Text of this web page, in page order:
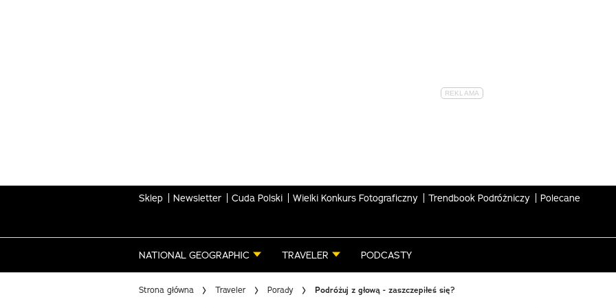
Sklep Newsletter Cuda Polski Wielki Konkurs Fotograficzny Trendbook Podróżniczy Polecane
NATIONAL GEOGRAPHIC TRAVELER PODCASTY
Strona główna Traveler Porady Podróżuj z głową - zaszczepiłeś się?